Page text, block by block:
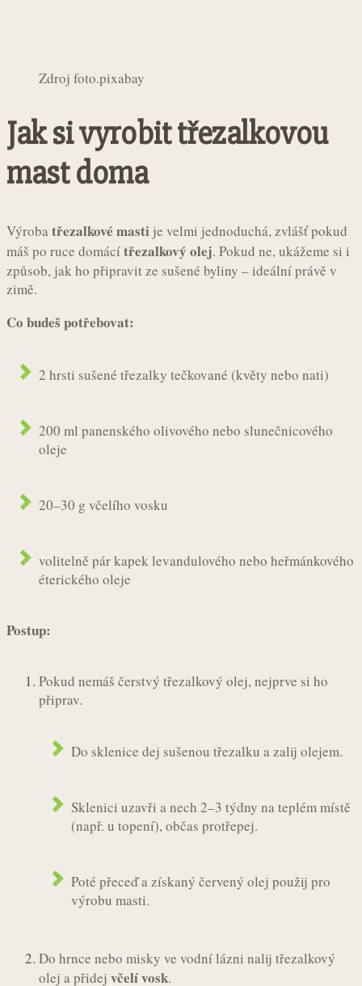
Zdroj foto.pixabay
Jak si vyrobit třezalkovou
mast doma
Výroba třezalkové masti je velmi jednoduchá, zvlášť pokud
máš po ruce domácítřezalkový olej. Pokud ne, ukážeme si i
způsob, jak ho připravit ze sušené byliny – ideální právě v
zimě.
Co budeš potřebovat:
2 hrsti sušené třezalky tečkované (květy nebo nati)
200 ml panenského olivového nebo slunečnicového
oleje
20–30 g včelího vosku
volitelně pár kapek levandulového nebo heřmánkového
éterického oleje
Postup:
Pokud nemáš čerstvý třezalkový olej, nejprve si ho
připrav.
Do sklenice dej sušenou třezalku a zalij olejem.
Sklenici uzavři a nech 2–3 týdny na teplém místě
(např. u topení), občas protřepej.
Poté přeceď a získaný červený olej použij pro
výrobu masti.
Do hrnce nebo misky ve vodní lázni nalij třezalkový
olej a přidej včelí vosk.